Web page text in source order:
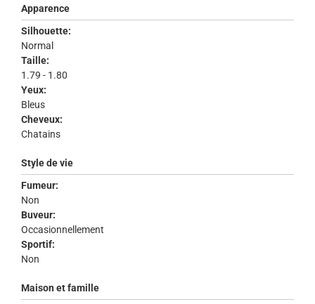
Apparence
Silhouette:
Normal
Taille:
1.79 - 1.80
Yeux:
Bleus
Cheveux:
Chatains
Style de vie
Fumeur:
Non
Buveur:
Occasionnellement
Sportif:
Non
Maison et famille